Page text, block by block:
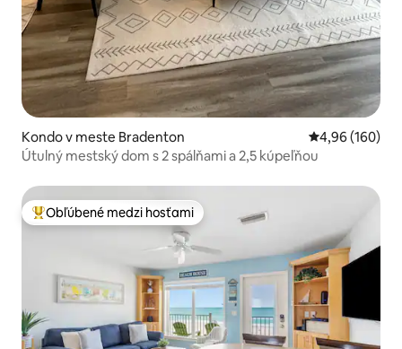
Kondo v meste Bradenton Priemerné
4,96 (160)
Útulný mestský dom s 2 spálňami a 2,5 kúpeľňou
Najobľúbenejšie medzi hosťami
Obľúbené medzi hosťami